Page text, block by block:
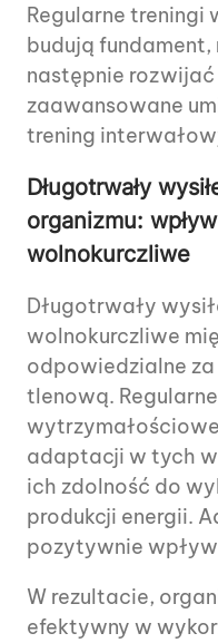
Regularne treningi
budują
następnie
zaawansowane
trening
Długotrwały
organizmu:
wolnokurczliwe
Długotrwały
wolnokurczliwe
odpowiedzialne
tlenową.
adaptacji w tych
ich zdolność do
produkcji energii.
pozytywnie
W rezultacie,
efektywny w